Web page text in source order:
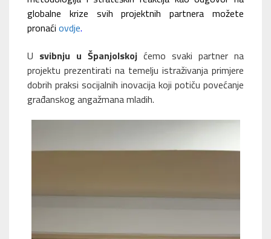
globalne krize svih projektnih partnera možete
pronaći ovdje.
U svibnju u Španjolskoj ćemo svaki partner na
projektu prezentirati na temelju istraživanja primjere
dobrih praksi socijalnih inovacija koji potiču povećanje
građanskog angažmana mladih.